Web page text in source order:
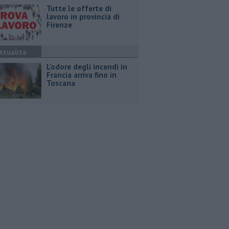
​Tutte le offerte di
lavoro in provincia di
Firenze
L'odore degli incendi in
Francia arriva fino in
Toscana